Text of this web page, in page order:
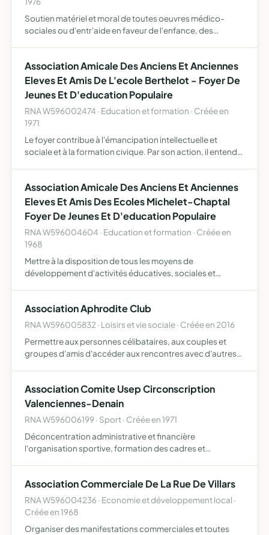
Soutien matériel et moral de toutes oeuvres médico-
sociales ou d'entr'aide en faveur de l'enfance, des
participent l…
Association Amicale Des Anciens Et Anciennes
Eleves Et Amis De L'ecole Berthelot - Foyer De
Jeunes Et D'education Populaire
RNA W596002474 · Education et formation · Créée en
1971
Le foyer contribue à l'émancipation intellectuelle et
sociale et à la formation civique. Par son action, il entend
Association Amicale Des Anciens Et Anciennes
Eleves Et Amis Des Ecoles Michelet-Chaptal
Foyer De Jeunes Et D'education Populaire
RNA W596004604 · Education et formation · Créée en
1968
Mettre à la disposition de tous les moyens de
développement d'activités éducatives, sociales et
manifester, par son acti…
Association Aphrodite Club
RNA W596005832 · Loisirs et vie sociale · Créée en 2016
Permettre aux personnes célibataires, aux couples et
groupes d'amis d'accéder aux rencontres avec d'autres
Association Comite Usep Circonscription
Valenciennes-Denain
RNA W596006199 · Sport · Créée en 1971
Déconcentration administrative et financière
l'organisation sportive, formation des cadres et
Association Commerciale De La Rue De Villars
RNA W596004236 · Economie et développement local ·
Créée en 1968
Organiser des manifestations commerciales et toutes